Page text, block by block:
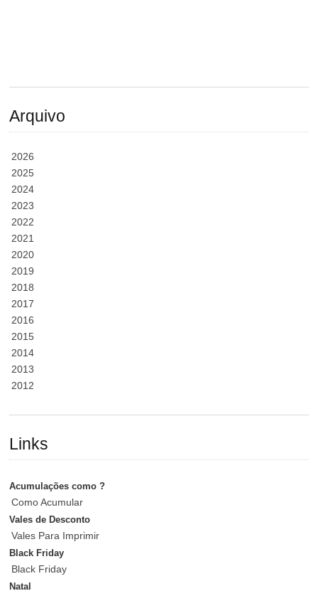
Arquivo
2026
2025
2024
2023
2022
2021
2020
2019
2018
2017
2016
2015
2014
2013
2012
Links
Acumulações como ?
Como Acumular
Vales de Desconto
Vales Para Imprimir
Black Friday
Black Friday
Natal